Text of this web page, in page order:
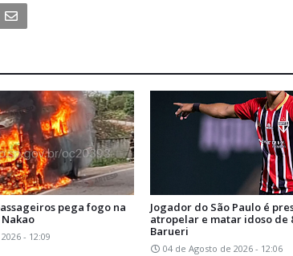
pega fogo na
- 12:09
Jogador do São Paulo é
atropelar e matar idoso de
Barueri
04 de Agosto de 2026 - 12:06